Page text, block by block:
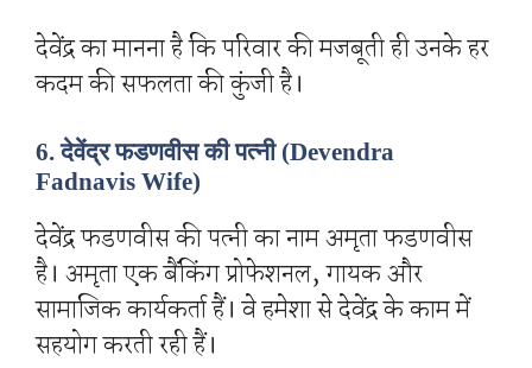
देवेंद्र का मानना है कि परिवार की मजबूती ही उनके हर
कदम की सफलता की कुंजी है।
6. देवेंद्र फडणवीस की पत्नी (Devendra
Fadnavis Wife)
देवेंद्र फडणवीस की पत्नी का नाम अमृता फडणवीस
है। अमृता एक बैंकिंग प्रोफेशनल, गायक और
सामाजिक कार्यकर्ता हैं। वे हमेशा से देवेंद्र के काम में
सहयोग करती रही हैं।